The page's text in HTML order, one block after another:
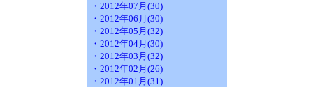
・2012年07月(30)
・2012年06月(30)
・2012年05月(32)
・2012年04月(30)
・2012年03月(32)
・2012年02月(26)
・2012年01月(31)